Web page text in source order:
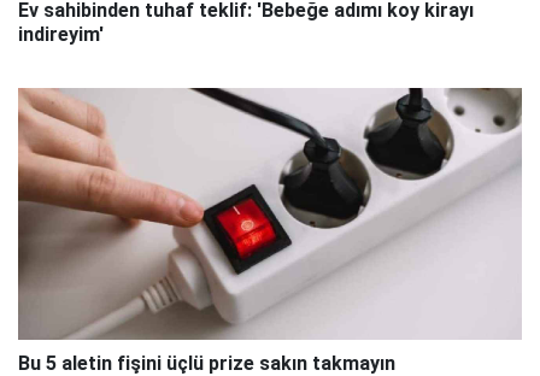
Ev sahibinden tuhaf teklif: 'Bebeğe adımı koy kirayı
indireyim'
Bu 5 aletin fişini üçlü prize sakın takmayın